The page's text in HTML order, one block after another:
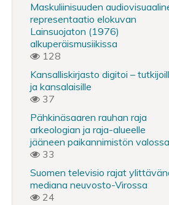
Maskuliinisuuden
representaatio elokuvan
Lainsuojaton (1976)
alkuperäismusiikissa
128
Kansalliskirjasto digitoi –
ja kansalaisille
37
Pähkinäsaaren rauhan raja
arkeologian ja raja-alueelle
jääneen paikannimistön valossa
33
Suomen televisio rajat
mediana neuvosto-Virossa
24